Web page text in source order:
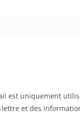
est uniquement
et des